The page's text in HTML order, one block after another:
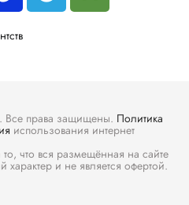
права защищены. Политика
использования интернет
что вся размещённая на сайте
и не является офертой.